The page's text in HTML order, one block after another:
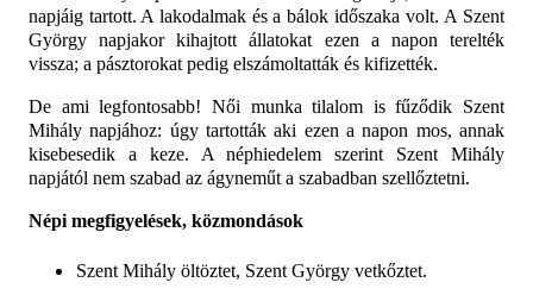
napjáig tartott. A lakodalmak és a bálok időszaka volt. A Szent
György napjakor kihajtott állatokat ezen a napon terelték
vissza; a pásztorokat pedig elszámoltatták és kifizették.
De ami legfontosabb! Női munka tilalom is fűződik Szent
Mihály napjához: úgy tartották aki ezen a napon mos, annak
kisebesedik a keze. A néphiedelem szerint Szent Mihály
napjától nem szabad az ágyneműt a szabadban szellőztetni.
Népi megfigyelések, közmondások
Szent Mihály öltöztet, Szent György vetkőztet.